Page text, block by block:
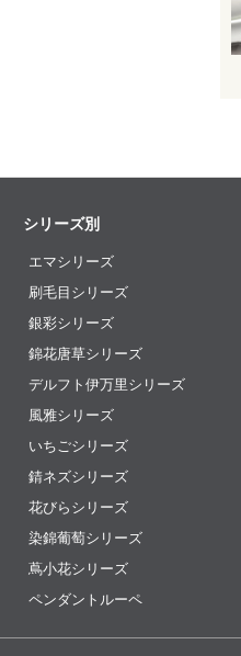
シリーズ別
エマシリーズ
刷毛目シリーズ
銀彩シリーズ
錦花唐草シリーズ
デルフト伊万里シリーズ
風雅シリーズ
いちごシリーズ
錆ネズシリーズ
花びらシリーズ
染錦葡萄シリーズ
蔦小花シリーズ
ペンダントルーペ